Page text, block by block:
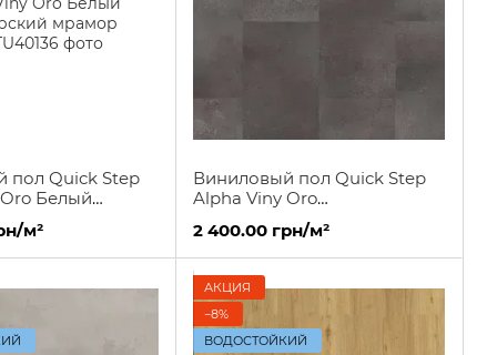
пол Quick Step
Белый
мрамор
м²
Виниловый пол Quick Step
Alpha Viny Oro
Вулканическая порода
2 400.00 грн/м²
АКЦИЯ
−8%
ВОДОСТОЙКИЙ